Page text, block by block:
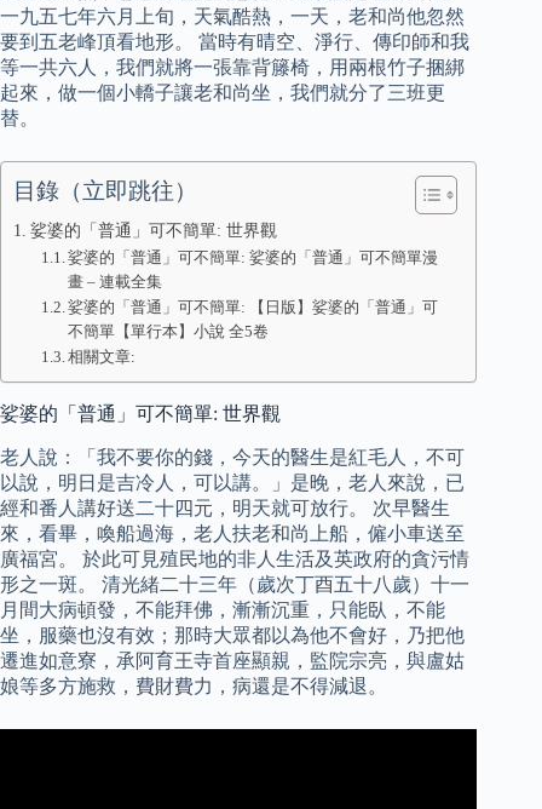
一九五七年六月上旬，天氣酷熱，一天，老和尚他忽然
要到五老峰頂看地形。 當時有晴空、淨行、傳印師和我
等一共六人，我們就將一張靠背籐椅，用兩根竹子捆綁
起來，做一個小轎子讓老和尚坐，我們就分了三班更
替。
目錄（立即跳往）
娑婆的「普通」可不簡單: 世界觀
娑婆的「普通」可不簡單: 娑婆的「普通」可不簡單漫
畫 – 連載全集
娑婆的「普通」可不簡單: 【日版】娑婆的「普通」可
不簡單【單行本】小說 全5卷
相關文章:
娑婆的「普通」可不簡單: 世界觀
老人說：「我不要你的錢，今天的醫生是紅毛人，不可
以說，明日是吉冷人，可以講。」是晚，老人來說，已
經和番人講好送二十四元，明天就可放行。 次早醫生
來，看畢，喚船過海，老人扶老和尚上船，僱小車送至
廣福宮。 於此可見殖民地的非人生活及英政府的貪污情
形之一斑。 清光緒二十三年（歲次丁酉五十八歲）十一
月間大病頓發，不能拜佛，漸漸沉重，只能臥，不能
坐，服藥也沒有效；那時大眾都以為他不會好，乃把他
遷進如意寮，承阿育王寺首座顯親，監院宗亮，與盧姑
娘等多方施救，費財費力，病還是不得減退。